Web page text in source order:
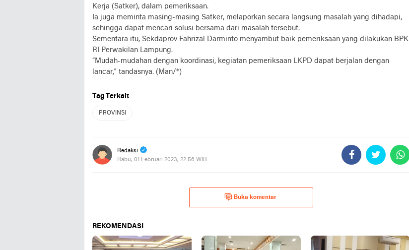
Kerja (Satker), dalam pemeriksaan.
Ia juga meminta masing-masing Satker, melaporkan secara langsung masalah yang dihadapi,
sehingga dapat mencari solusi bersama dari masalah tersebut.
Sementara itu, Sekdaprov Fahrizal Darminto menyambut baik pemeriksaan yang dilakukan BPK
RI Perwakilan Lampung.
“Mudah-mudahan dengan koordinasi, kegiatan pemeriksaan LKPD dapat berjalan dengan
lancar,” tandasnya. (Man/*)
Tag Terkait
PROVINSI
Redaksi
Rabu, 01 Februari 2023, 22:56 WIB
Buka komentar
REKOMENDASI